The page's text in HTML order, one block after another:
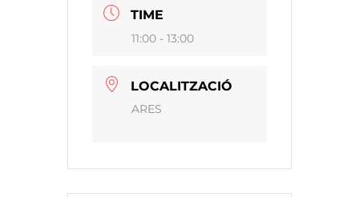
TIME
11:00 - 13:00
LOCALITZACIÓ
ARES